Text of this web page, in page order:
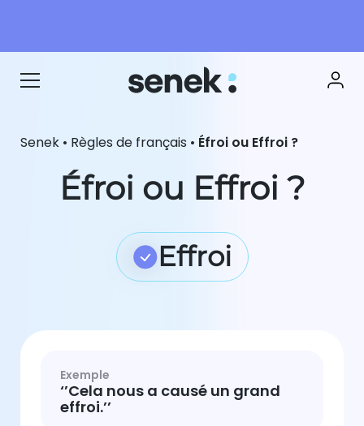
Senek • Règles de français • Éfroi ou Effroi ?
Éfroi ou Effroi ?
Effroi
Exemple
‘’Cela nous a causé un grand
effroi.’’